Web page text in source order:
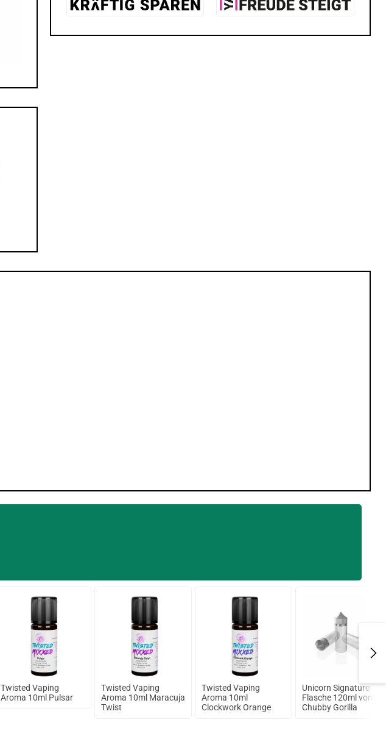
Twisted Vaping
Aroma 10ml Pulsar
Twisted Vaping
Aroma 10ml Maracuja
Twist
Twisted Vaping
Aroma 10ml
Clockwork Orange
Unicorn Signature
Flasche 120ml von
Chubby Gorilla